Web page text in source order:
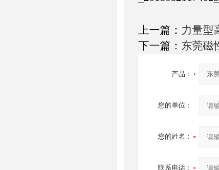
上一篇： 力量型
下一篇： 东莞磁
产品：
您的单位：
您的姓名：
联系电话：